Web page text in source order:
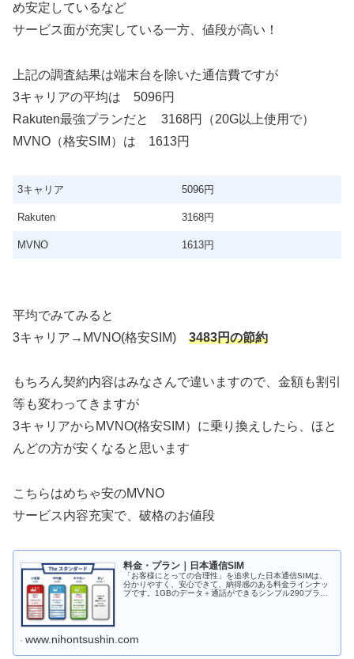
め安定しているなど
サービス面が充実している一方、値段が高い！
上記の調査結果は端末台を除いた通信費ですが
3キャリアの平均は 5096円
Rakuten最強プランだと 3168円（20G以上使用で）
MVNO（格安SIM）は 1613円
3キャリア 5096円
Rakuten 3168円
MVNO 1613円
平均でみてみると
3キャリア→MVNO(格安SIM) 3483円の節約
もちろん契約内容はみなさんで違いますので、金額も割引
等も変わってきますが
3キャリアからMVNO(格安SIM）に乗り換えしたら、ほと
んどの方が安くなると思います
こちらはめちゃ安のMVNO
サービス内容充実で、破格のお値段
料金・プラン｜日本通信SIM
「お客様にとっての合理性」を追求した日本通信SIMは、
分かりやすく、安心できて、納得感のある料金ラインナッ
プです。1GBのデータ＋通話ができるシンプル290プラン
www.nihontsushin.com